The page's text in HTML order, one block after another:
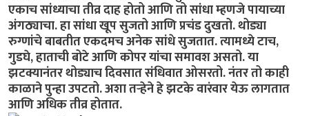
एकाच सांध्याचा तीव्र दाह होतो आणि तो सांधा म्हणजे पायाच्या
अंगठ्याचा. हा सांधा खूप सुजतो आणि प्रचंड दुखतो. थोड्या
रुग्णांचे बाबतीत एकदमच अनेक सांधे सुजतात. त्यामध्ये टाच,
गुडघे, हाताची बोटे आणि कोपर यांचा समावश असतो. या
झटक्यानंतर थोड्याच दिवसात संधिवात ओसरतो. नंतर तो काही
काळाने पुन्हा उपटतो. अशा तऱ्हेने हे झटके वारंवार येऊ लागतात
आणि अधिक तीव्र होतात.